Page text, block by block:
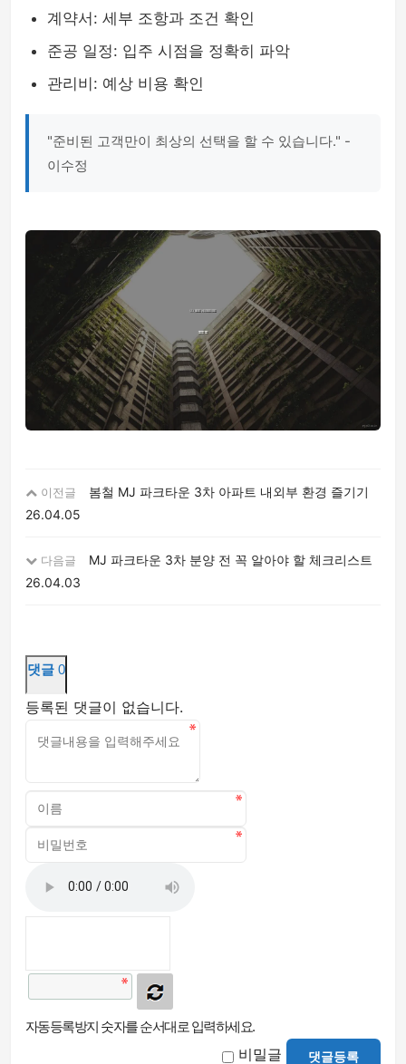
계약서: 세부 조항과 조건 확인
준공 일정: 입주 시점을 정확히 파악
관리비: 예상 비용 확인
"준비된 고객만이 최상의 선택을 할 수 있습니다." -
이수정
이전글
봄철 MJ 파크타운 3차 아파트 내외부 환경 즐기기
26.04.05
다음글
MJ 파크타운 3차 분양 전 꼭 알아야 할 체크리스트
26.04.03
댓글 0
등록된 댓글이 없습니다.
자동등록방지 숫자를 순서대로 입력하세요.
비밀글 댓글등록